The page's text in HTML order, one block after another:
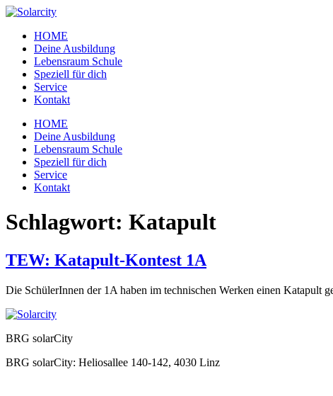
Zum
wechselnHOME
Deine Ausbildung
Lebensraum Schule
Speziell für dich
Service
Kontakt
Menü
HOME
Deine Ausbildung
Lebensraum Schule
Speziell für dich
Service
Kontakt
Schlagwort: Katapult
TEW: Katapult-Kontest 1A
Die SchülerInnen der 1A haben im technischen Werken einen Katapult
BRG solarCity
BRG solarCity: Heliosallee 140-142, 4030 Linz